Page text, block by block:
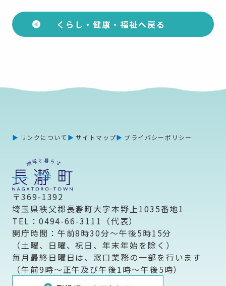
くらし・健康・福祉へ戻る
リンクについて サイトマップ プライバシーポリシー
〒369-1392
埼玉県秩父郡長瀞町大字本野上1035番地1
TEL：0494-66-3111（代表）
開庁時間：午前8時30分～午後5時15分
（土曜、日曜、祝日、年末年始を除く）
毎月最終日曜日は、窓口業務の一部を行います
（午前9時～正午及び午後1時～午後5時）